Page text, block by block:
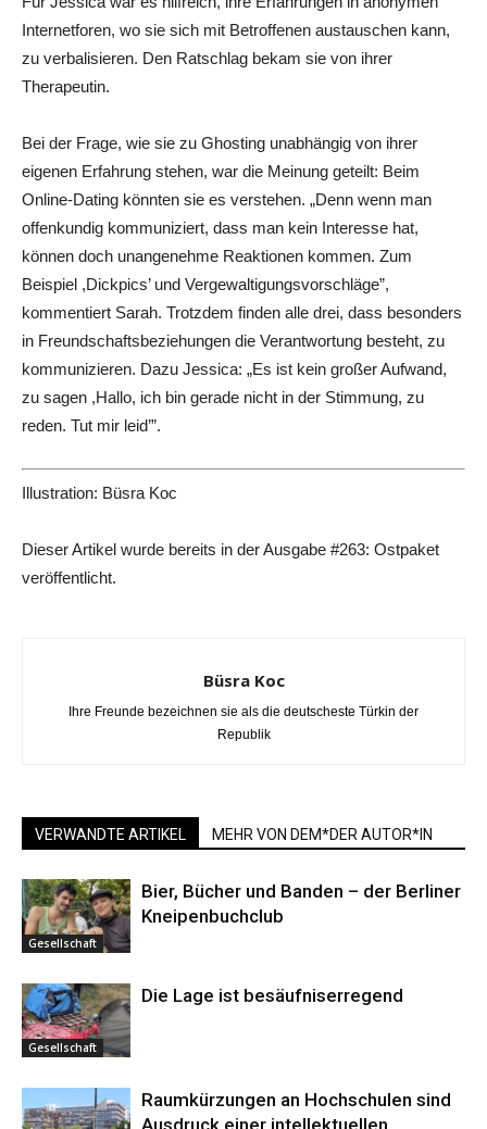
Internetforen, wo sie sich mit Betroffenen austauschen kann,
zu verbalisieren. Den Ratschlag bekam sie von ihrer
Therapeutin.
Bei der Frage, wie sie zu Ghosting unabhängig von ihrer
eigenen Erfahrung stehen, war die Meinung geteilt: Beim
Online-Dating könnten sie es verstehen. „Denn wenn man
offenkundig kommuniziert, dass man kein Interesse hat,
können doch unangenehme Reaktionen kommen. Zum
Beispiel ,Dickpics’ und Vergewaltigungsvorschläge”,
kommentiert Sarah. Trotzdem finden alle drei, dass besonders
in Freundschaftsbeziehungen die Verantwortung besteht, zu
kommunizieren. Dazu Jessica: „Es ist kein großer Aufwand,
zu sagen ,Hallo, ich bin gerade nicht in der Stimmung, zu
reden. Tut mir leid’”.
Illustration: Büsra Koc
Dieser Artikel wurde bereits in der Ausgabe #263: Ostpaket
veröffentlicht.
Büsra Koc
Ihre Freunde bezeichnen sie als die deutscheste Türkin der
Republik
VERWANDTE ARTIKEL MEHR VON DEM*DER AUTOR*IN
Gesellschaft
Bier, Bücher und Banden – der Berliner
Kneipenbuchclub
Gesellschaft
Die Lage ist besäufniserregend
Raumkürzungen an Hochschulen sind
Ausdruck einer intellektuellen